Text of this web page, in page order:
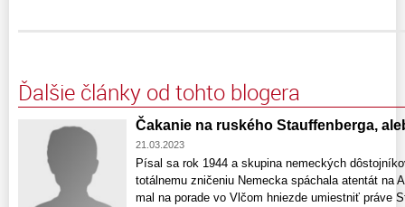
Ďalšie články od tohto blogera
Čakanie na ruského Stauffenberga,
21.03.2023
Písal sa rok 1944 a skupina nemeckých
totálnemu zničeniu Nemecka spáchala atentát na
mal na porade vo Vlčom hniezde umiestniť práve